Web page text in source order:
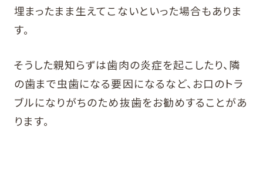
埋まったまま生えてこないといった場合もありま
す。
そうした親知らずは歯肉の炎症を起こしたり、隣
の歯まで虫歯になる要因になるなど、お口のトラ
ブルになりがちのため抜歯をお勧めすることがあ
ります。